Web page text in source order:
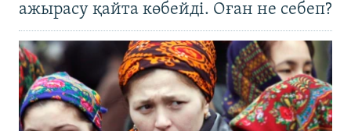
ажырасу қайта көбейді. Оған не себеп?